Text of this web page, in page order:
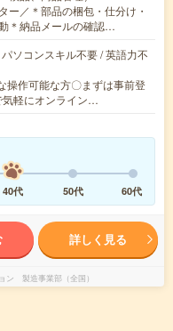
ー／＊部品の梱包・仕分け・
＊納品メールの確認…
ソコンスキル不要 / 英語力不
作可能な方〇まずは事前登
気軽にオンライン…
40代 50代 60代
詳しく見る
ン 製造事業部（全国）